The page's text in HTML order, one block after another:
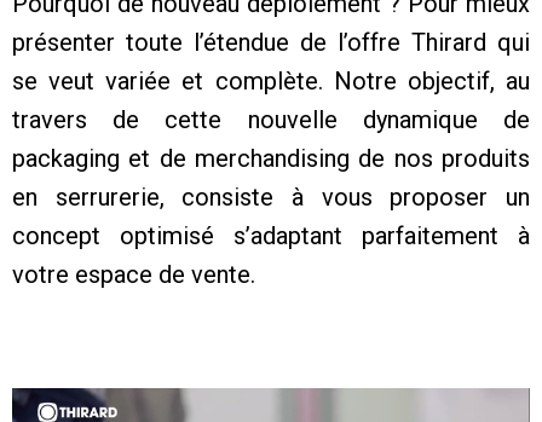
présenter toute l’étendue de l’offre Thirard qui
se veut variée et complète. Notre objectif, au
travers de cette nouvelle dynamique de
packaging et de merchandising de nos produits
en serrurerie, consiste à vous proposer un
concept optimisé s’adaptant parfaitement à
votre espace de vente.